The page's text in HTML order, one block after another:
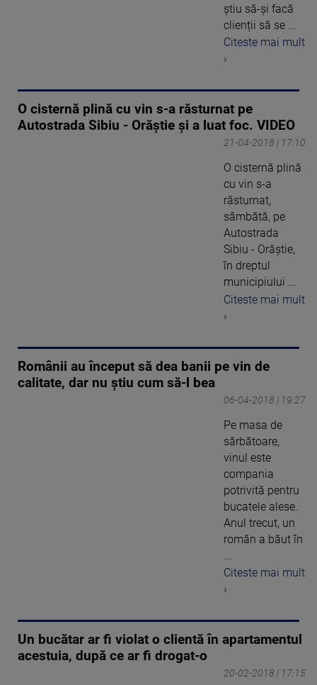
știu să-și facă
clienții să se ...
Citeste mai mult
›
O cisternă plină cu vin s-a răsturnat pe
Autostrada Sibiu - Orăştie şi a luat foc. VIDEO
21-04-2018 | 17:10
O cisternă plină
cu vin s-a
răsturnat,
sâmbătă, pe
Autostrada
Sibiu - Orăştie,
în dreptul
municipiului ...
Citeste mai mult
›
Românii au început să dea banii pe vin de
calitate, dar nu ştiu cum să-l bea
06-04-2018 | 19:27
Pe masa de
sărbătoare,
vinul este
compania
potrivită pentru
bucatele alese.
Anul trecut, un
român a băut în
Citeste mai mult
›
Un bucătar ar fi violat o clientă în apartamentul
acestuia, după ce ar fi drogat-o
20-02-2018 | 17:15